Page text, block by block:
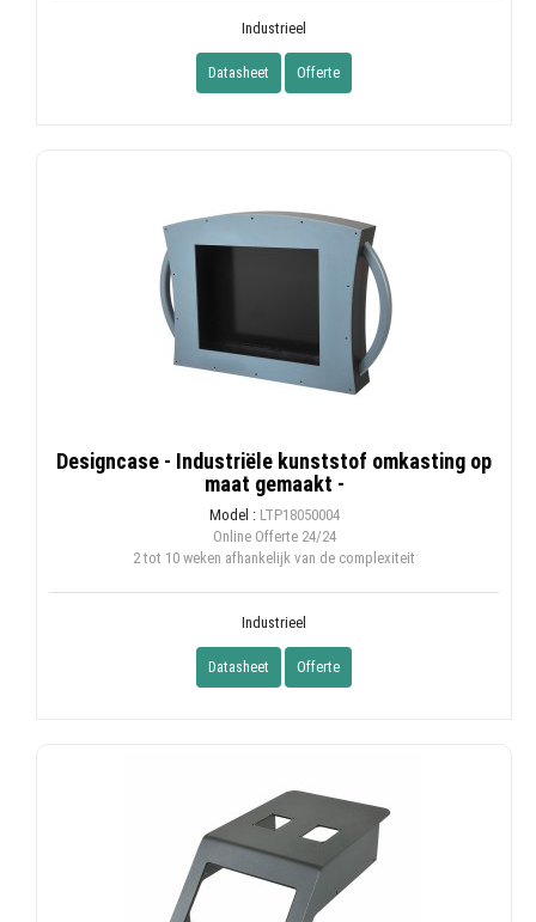
Industrieel
Datasheet Offerte
Designcase - Industriële kunststof omkasting op
maat gemaakt -
Model : LTP18050004
Online Offerte24/24
2 tot 10 weken afhankelijk van de complexiteit
Industrieel
Datasheet Offerte